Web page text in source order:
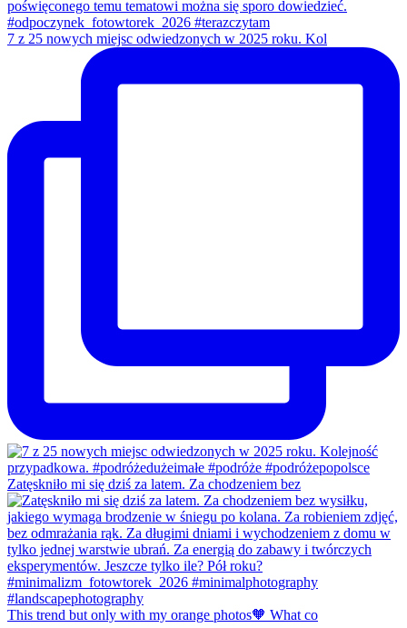
7 z 25 nowych miejsc odwiedzonych w 2025 roku. Kol
Zatęskniło mi się dziś za latem. Za chodzeniem bez
This trend but only with my orange photos🧡 What co